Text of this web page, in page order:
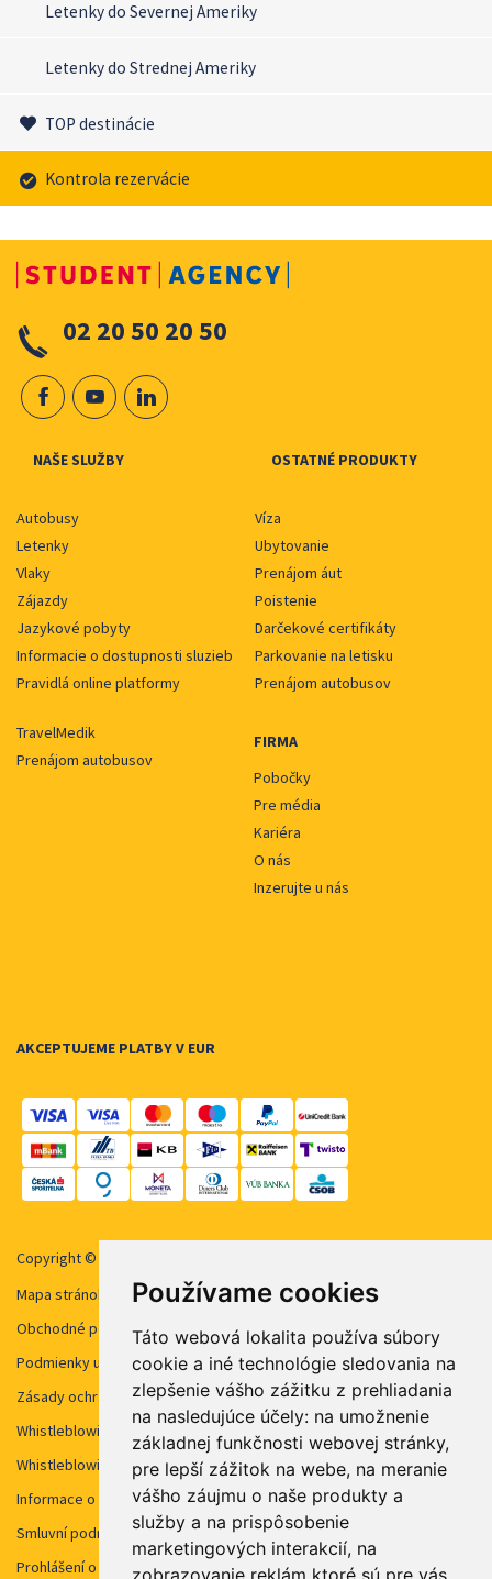
Používame cookies
Táto webová lokalita používa súbory
cookie a iné technológie sledovania na
zlepšenie vášho zážitku z prehliadania
na nasledujúce účely: na umožnenie
základnej funkčnosti webovej stránky,
pre lepší zážitok na webe, na meranie
vášho záujmu o naše produkty a
služby a na prispôsobenie
marketingových interakcií, na
zobrazovanie reklám ktoré sú pre vás
Letenky do Severnej Ameriky
Letenky do Strednej Ameriky
TOP destinácie
Kontrola rezervácie
02 20 50 20 50
NAŠE SLUŽBY OSTATNÉ PRODUKTY
Autobusy
Letenky
Vlaky
Zájazdy
Jazykové pobyty
Informacie o dostupnosti sluzieb
Pravidlá online platformy
Víza
Ubytovanie
Prenájom áut
Poistenie
Darčekové certifikáty
Parkovanie na letisku
Prenájom autobusov
TravelMedik
Prenájom autobusov
FIRMA
Pobočky
Pre média
Kariéra
O nás
Inzerujte u nás
AKCEPTUJEME PLATBY V EUR
Copyright © 2026 STUDENT AGENCY, s.r.o. Všechna práva vyhrazena.
Mapa stránok
Obchodné podmienky
Podmienky užívanie cookies
Zásady ochrany osobných údajov
Whistleblowing STUDENT AGENCY
Whistleblowing STUDENT AGENCY TRAVEL
Informace o kamerovém systému
Smluvní podmínky pro internetový vyhledávač
Prohlášení o přístupnosti webu